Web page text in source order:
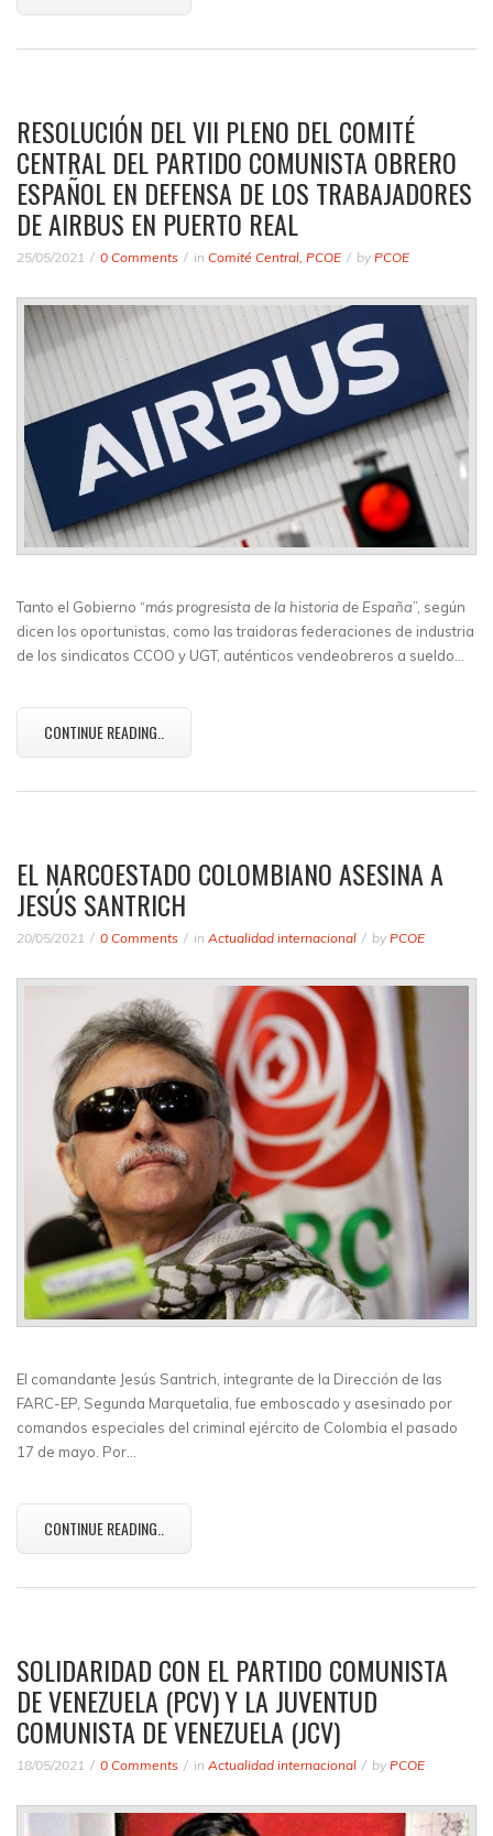
RESOLUCIÓN DEL VII PLENO DEL COMITÉ
CENTRAL DEL PARTIDO COMUNISTA OBRERO
ESPAÑOL EN DEFENSA DE LOS TRABAJADORES
DE AIRBUS EN PUERTO REAL
25/05/2021 0 Comments in Comité Central PCOE by PCOE
Tanto el Gobierno “más progresista de la historia de España”, según
dicen los oportunistas, como las traidoras federaciones de industria
de los sindicatos CCOO y UGT, auténticos vendeobreros a sueldo…
CONTINUE READING..
EL NARCOESTADO COLOMBIANO ASESINA A
JESÚS SANTRICH
20/05/2021 0 Comments in Actualidad internacional by PCOE
El comandante Jesús Santrich, integrante de la Dirección de las
FARC-EP, Segunda Marquetalia, fue emboscado y asesinado por
comandos especiales del criminal ejército de Colombia el pasado
17 de mayo. Por…
CONTINUE READING..
SOLIDARIDAD CON EL PARTIDO COMUNISTA
DE VENEZUELA (PCV) Y LA JUVENTUD
COMUNISTA DE VENEZUELA (JCV)
18/05/2021 0 Comments in Actualidad internacional by PCOE